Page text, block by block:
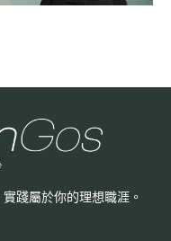
實踐屬於你的理想職涯。